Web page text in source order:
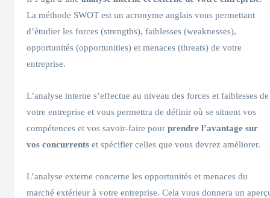
La méthode SWOT est un acronyme anglais vous permettant
d’étudier les forces (strengths), faiblesses (weaknesses),
opportunités (opportunities) et menaces (threats) de votre
entreprise.
L’analyse interne s’effectue au niveau des forces et faiblesses de
votre entreprise et vous permettra de définir où se situent vos
compétences et vos savoir-faire pour prendre l’avantage sur
vos concurrents et spécifier celles que vous devrez améliorer.
L’analyse externe concerne les opportunités et menaces du
marché extérieur à votre entreprise. Cela vous donnera un